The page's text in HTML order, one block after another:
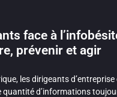
face à
prévenir et agir
les dirigeants
quantité d’informations